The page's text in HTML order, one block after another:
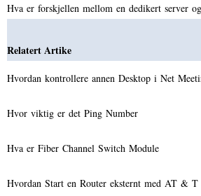
Hva er forskjellen mellom en dedikert server
Relatert Artike
Hvordan kontrollere annen Desktop i Net
Hvor viktig er det Ping Number
Hva er Fiber Channel Switch Module
Hvordan Start en Router eksternt med AT &